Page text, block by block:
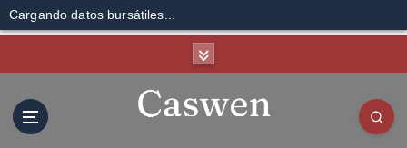
Cargando datos bursátiles...